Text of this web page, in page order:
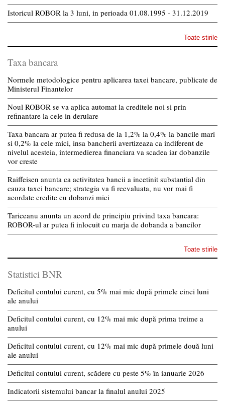
Istoricul ROBOR la 3 luni, in perioada 01.08.1995 - 31.12.2019
Toate stirile
Taxa bancara
Normele metodologice pentru aplicarea taxei bancare, publicate de
Ministerul Finantelor
Noul ROBOR se va aplica automat la creditele noi si prin
refinantare la cele in derulare
Taxa bancara ar putea fi redusa de la 1,2% la 0,4% la bancile mari
si 0,2% la cele mici, insa bancherii avertizeaza ca indiferent de
nivelul acesteia, intermedierea financiara va scadea iar dobanzile
vor creste
Raiffeisen anunta ca activitatea bancii a incetinit substantial din
cauza taxei bancare; strategia va fi reevaluata, nu vor mai fi
acordate credite cu dobanzi mici
Tariceanu anunta un acord de principiu privind taxa bancara:
ROBOR-ul ar putea fi inlocuit cu marja de dobanda a bancilor
Toate stirile
Statistici BNR
Deficitul contului curent, cu 5% mai mic după primele cinci luni
ale anului
Deficitul contului curent, cu 12% mai mic după prima treime a
anului
Deficitul contului curent, cu 12% mai mic după primele două luni
ale anului
Deficitul contului curent, scădere cu peste 5% în ianuarie 2026
Indicatorii sistemului bancar la finalul anului 2025